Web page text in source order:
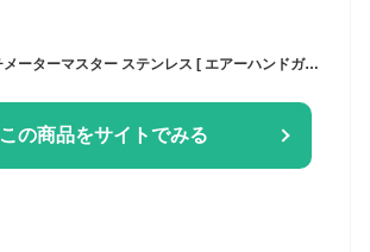
東京マルイ センチメーターマスター ステンレス [ エアーハンドガン（対象年令10才以上） ] サバゲー エアガン ハンドガン カラス 害鳥 スズメ ネズミ退治 コスプレ 小道具 威力 飛距離 精度 重厚感 安全装置 コッキング エアコキ
この商品をサイトでみる